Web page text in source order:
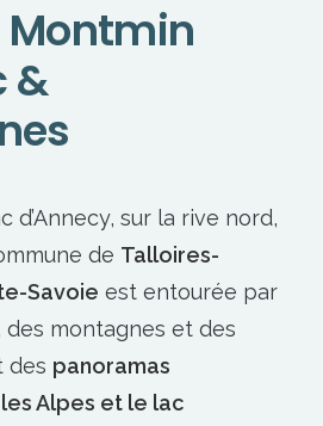
Montmin
&
nes
d’Annecy, sur la rive nord,
de Talloires-
Savoie est entourée par
des montagnes et des
des panoramas
Alpes et le lac